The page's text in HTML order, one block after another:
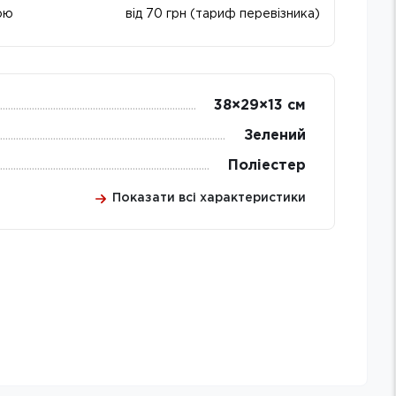
від 70 грн (тариф перевізника)
38×29×13 см
Зелений
Поліестер
Показати всі характеристики